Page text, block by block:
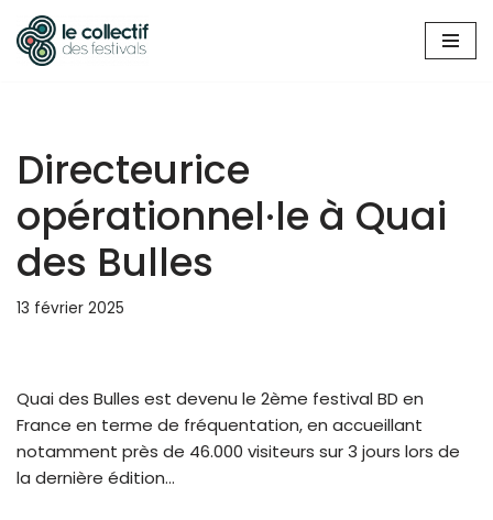
Aller
Directeurice
opérationnel·le à Quai
des Bulles
13 février 2025
Quai des Bulles est devenu le 2ème festival BD en
France en terme de fréquentation, en accueillant
notamment près de 46.000 visiteurs sur 3 jours lors de
la dernière édition…